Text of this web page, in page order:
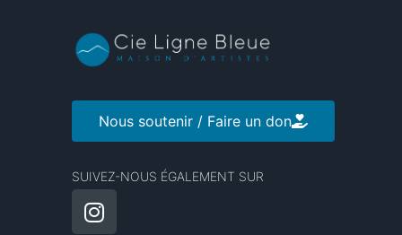
Nous soutenir / Faire un don
SUIVEZ-NOUS ÉGALEMENT SUR